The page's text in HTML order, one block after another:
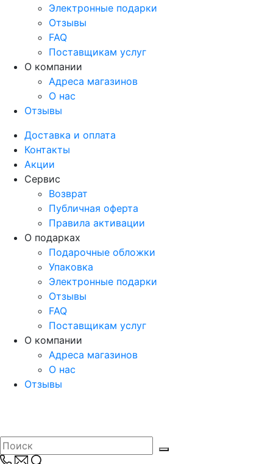
Электронные подарки
Отзывы
FAQ
Поставщикам услуг
О компании
Адреса магазинов
О нас
Отзывы
Доставка и оплата
Контакты
Акции
Сервис
Возврат
Публичная оферта
Правила активации
О подарках
Подарочные обложки
Упаковка
Электронные подарки
Отзывы
FAQ
Поставщикам услуг
О компании
Адреса магазинов
О нас
Отзывы